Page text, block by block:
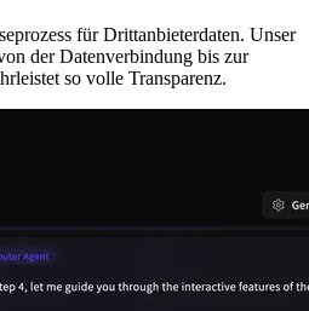
für Drittanbieterdaten. Unser
der Datenverbindung bis zur
so volle Transparenz.